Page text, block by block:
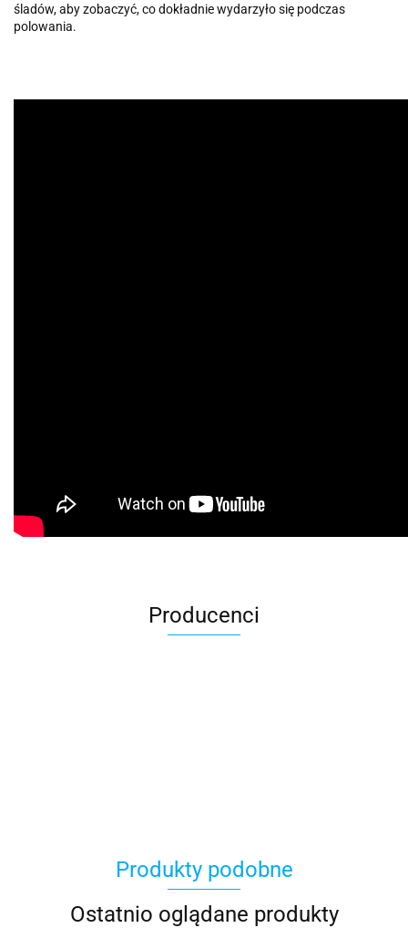
śladów, aby zobaczyć, co dokładnie wydarzyło się podczas
polowania.
Producenci
Produkty podobne
Ostatnio oglądane produkty